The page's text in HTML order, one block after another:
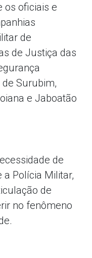
os oficiais e
de
de Justiça das
Surubim,
e Jaboatão
de
a Polícia Militar,
de
no fenômeno